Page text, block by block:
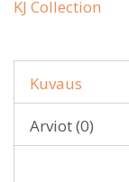
KJ Collection
Kuvaus
Arviot (0)